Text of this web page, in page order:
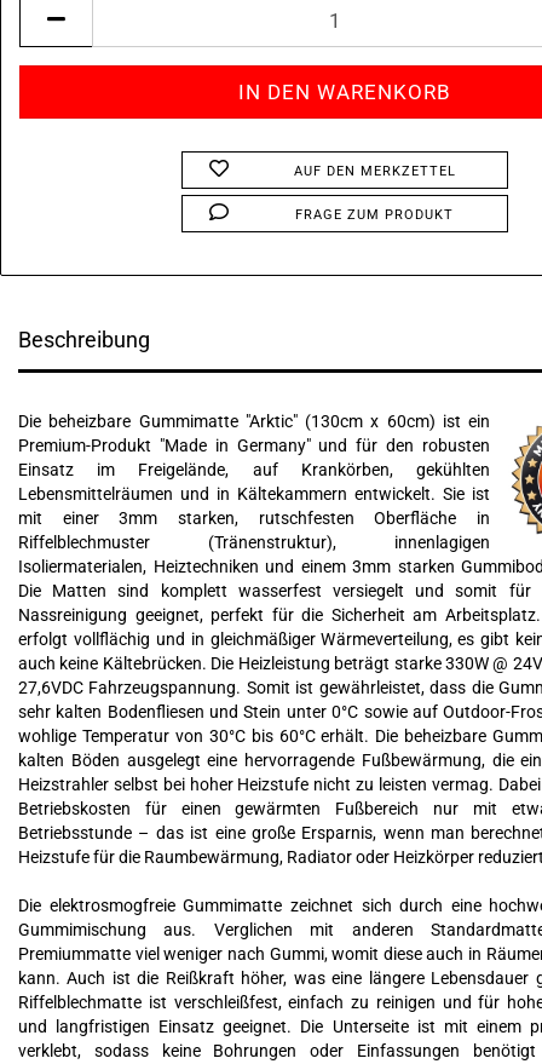
AUF DEN MERKZETTEL
FRAGE ZUM PRODUKT
Beschreibung
Die beheizbare Gummimatte "Arktic" (130cm x 60cm) ist ein
Premium-Produkt "Made in Germany" und für den robusten
Einsatz im Freigelände, auf Krankörben, gekühlten
Lebensmittelräumen und in Kältekammern entwickelt. Sie ist
mit einer 3mm starken, rutschfesten Oberfläche in
Riffelblechmuster (Tränenstruktur), innenlagigen
Isoliermaterialen, Heiztechniken und einem 3mm starken
Die Matten sind komplett wasserfest versiegelt und somit für
Nassreinigung geeignet, perfekt für die Sicherheit am
erfolgt vollflächig und in gleichmäßiger Wärmeverteilung, es gibt
auch keine Kältebrücken. Die Heizleistung beträgt starke 330W @
27,6VDC Fahrzeugspannung. Somit ist gewährleistet, dass die
sehr kalten Bodenfliesen und Stein unter 0°C sowie auf Outdoor-
wohlige Temperatur von 30°C bis 60°C erhält. Die beheizbare
kalten Böden ausgelegt eine hervorragende Fußbewärmung, die
Heizstrahler selbst bei hoher Heizstufe nicht zu leisten vermag.
Betriebskosten für einen gewärmten Fußbereich nur mit
Betriebsstunde – das ist eine große Ersparnis, wenn man
Heizstufe für die Raumbewärmung, Radiator oder Heizkörper
Die elektrosmogfreie Gummimatte zeichnet sich durch eine
Gummimischung aus. Verglichen mit anderen
Premiummatte viel weniger nach Gummi, womit diese auch in
kann. Auch ist die Reißkraft höher, was eine längere Lebensdauer
Riffelblechmatte ist verschleißfest, einfach zu reinigen und für
und langfristigen Einsatz geeignet. Die Unterseite ist mit einem
verklebt, sodass keine Bohrungen oder Einfassungen